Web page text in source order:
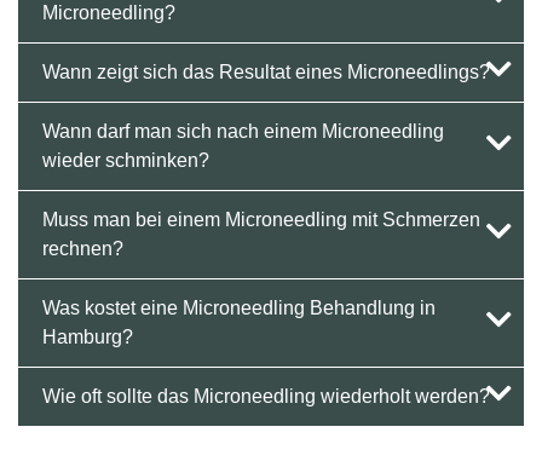
Microneedling?
Wann zeigt sich das Resultat eines Microneedlings?
Wann darf man sich nach einem Microneedling
wieder schminken?
Muss man bei einem Microneedling mit Schmerzen
rechnen?
Was kostet eine Microneedling Behandlung in
Hamburg?
Wie oft sollte das Microneedling wiederholt werden?